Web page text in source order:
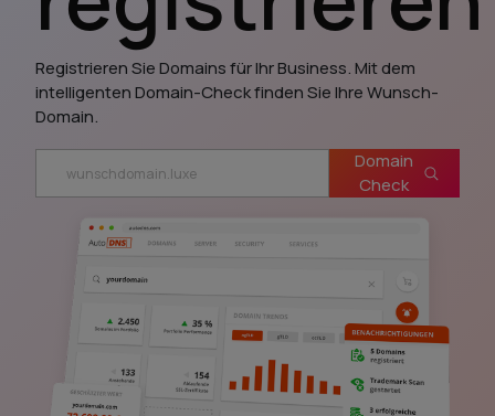
Registrieren Sie Domains für Ihr Business. Mit dem
intelligenten Domain-Check finden Sie Ihre Wunsch-
Domain.
Domain
Check